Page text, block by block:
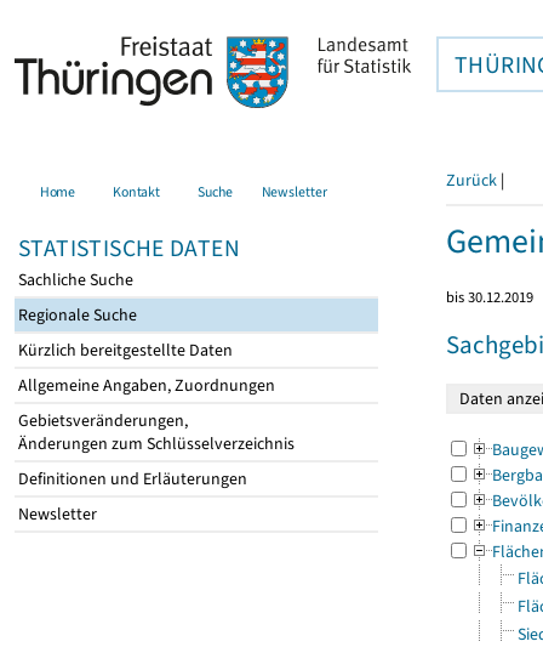
Home Kontakt Suche Newsletter
STATISTISCHE DATEN
Sachliche Suche
Regionale Suche
Kürzlich bereitgestellte Daten
Allgemeine Angaben, Zuordnungen
Gebietsveränderungen,
Änderungen zum Schlüsselverzeichnis
Definitionen und Erläuterungen
Newsletter
Zurück |
bis 30.12.2019